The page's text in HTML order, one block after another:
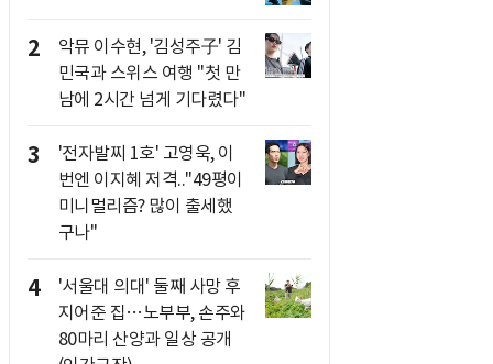
2
악뮤 이수현, '김성주子' 김
민국과 스위스 여행 "첫 만
남에 2시간 넘게 기다렸다"
3
'전자발찌 1호' 고영욱, 이
번엔 이지혜 저격.."49평이
미니멀리즘? 많이 출세했
구나"
4
'서울대 의대' 둘째 사망 후
지어준 집…노부부, 손주와
80마리 산양과 일상 공개